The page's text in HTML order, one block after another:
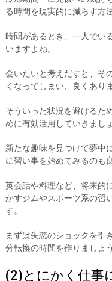
る時間を現実的に減らす方
時間があるとき、一人でい
いますよね。
会いたいと考えだすと、そ
くなってしまい、良くあり
そういった状況を避けるた
めに有効活用していきましょ
新たな趣味を見つけて夢中
に習い事を始めてみるのも
英会話や料理など、将来的
かすジムやスポーツ系の習
す。
まずは失恋のショックを引
分転換の時間を作りましょ
(2)とにかく仕事